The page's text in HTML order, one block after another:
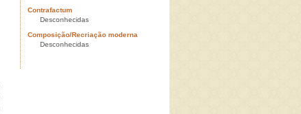
Contrafactum
Desconhecidas
Composição/Recriação moderna
Desconhecidas